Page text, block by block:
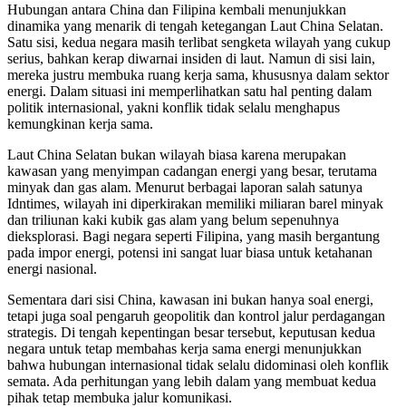
Hubungan antara China dan Filipina kembali menunjukkan
dinamika yang menarik di tengah ketegangan Laut China Selatan.
Satu sisi, kedua negara masih terlibat sengketa wilayah yang cukup
serius, bahkan kerap diwarnai insiden di laut. Namun di sisi lain,
mereka justru membuka ruang kerja sama, khususnya dalam sektor
energi. Dalam situasi ini memperlihatkan satu hal penting dalam
politik internasional, yakni konflik tidak selalu menghapus
kemungkinan kerja sama.
Laut China Selatan bukan wilayah biasa karena merupakan
kawasan yang menyimpan cadangan energi yang besar, terutama
minyak dan gas alam. Menurut berbagai laporan salah satunya
Idntimes, wilayah ini diperkirakan memiliki miliaran barel minyak
dan triliunan kaki kubik gas alam yang belum sepenuhnya
dieksplorasi. Bagi negara seperti Filipina, yang masih bergantung
pada impor energi, potensi ini sangat luar biasa untuk ketahanan
energi nasional.
Sementara dari sisi China, kawasan ini bukan hanya soal energi,
tetapi juga soal pengaruh geopolitik dan kontrol jalur perdagangan
strategis. Di tengah kepentingan besar tersebut, keputusan kedua
negara untuk tetap membahas kerja sama energi menunjukkan
bahwa hubungan internasional tidak selalu didominasi oleh konflik
semata. Ada perhitungan yang lebih dalam yang membuat kedua
pihak tetap membuka jalur komunikasi.